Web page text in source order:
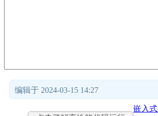
编辑于 2024-03-15 14:27
嵌入